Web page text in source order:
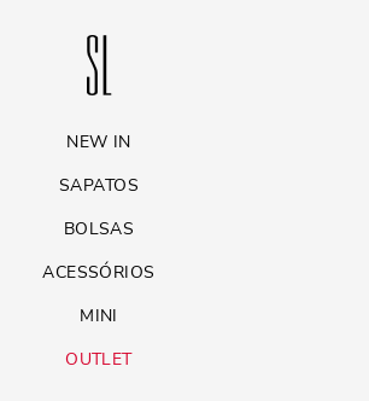
NEW IN
SAPATOS
BOLSAS
ACESSÓRIOS
MINI
OUTLET